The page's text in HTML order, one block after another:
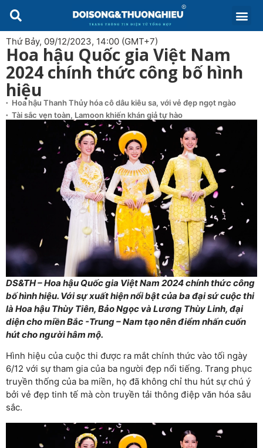
Thứ Bảy, 09/12/2023, 14:00 (GMT+7)
Hoa hậu Quốc gia Việt Nam
2024 chính thức công bố hình
hiệu
Hoa hậu Thanh Thủy hóa cô dâu kiêu sa, với vẻ đẹp ngọt ngào
Tài sắc vẹn toàn, Lamoon khiến khán giả tự hào
DS&TH – Hoa hậu Quốc gia Việt Nam 2024 chính thức công
bố hình hiệu. Với sự xuất hiện nổi bật của ba đại sứ cuộc thi
là Hoa hậu Thùy Tiên, Bảo Ngọc và Lương Thùy Linh, đại
diện cho miền Bắc -Trung – Nam tạo nên điểm nhấn cuốn
hút cho người hâm mộ.
Hình hiệu của cuộc thi được ra mắt chính thức vào tối ngày
6/12 với sự tham gia của ba người đẹp nổi tiếng. Trang phục
truyền thống của ba miền, họ đã không chỉ thu hút sự chú ý
bởi vẻ đẹp tinh tế mà còn truyền tải thông điệp văn hóa sâu
sắc.